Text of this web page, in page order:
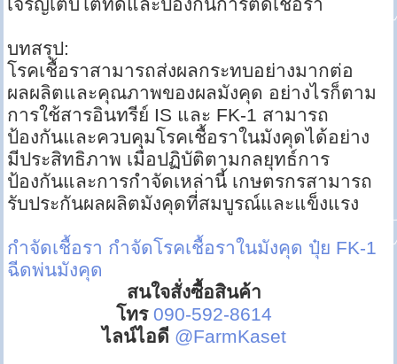
บทสรุป:
โรคเชื้อราสามารถส่งผลกระทบอย่างมากต่อ
ผลผลิตและคุณภาพของผลมังคุด อย่างไรก็ตาม
การใช้สารอินทรีย์ IS และ FK-1 สามารถ
ป้องกันและควบคุมโรคเชื้อราในมังคุดได้อย่าง
มีประสิทธิภาพ เมื่อปฏิบัติตามกลยุทธ์การ
ป้องกันและการกำจัดเหล่านี้ เกษตรกรสามารถ
รับประกันผลผลิตมังคุดที่สมบูรณ์และแข็งแรง
กำจัดเชื้อรา กำจัดโรคเชื้อราในมังคุด ปุ๋ย FK-1
ฉีดพ่นมังคุด
สนใจสั่งซื้อสินค้า
โทร 090-592-8614
ไลน์ไอดี @FarmKaset